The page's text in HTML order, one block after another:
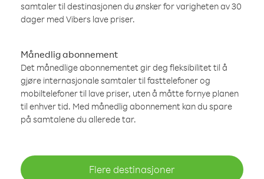
samtaler til destinasjonen du ønsker for varigheten av 30
dager med Vibers lave priser.
Månedlig abonnement
Det månedlige abonnementet gir deg fleksibilitet til å
gjøre internasjonale samtaler til fasttelefoner og
mobiltelefoner til lave priser, uten å måtte fornye planen
til enhver tid. Med månedlig abonnement kan du spare
på samtalene du allerede tar.
Flere destinasjoner